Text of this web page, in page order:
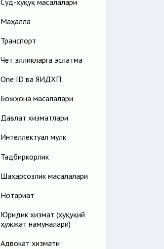
Суд-ҳуқуқ масалалари
Маҳалла
Транспорт
Чет элликларга эслатма
One ID ва ЯИДХП
Божхона масалалари
Давлат хизматлари
Интеллектуал мулк
Тадбиркорлик
Шаҳарсозлик масалалари
Нотариат
Юридик хизмат (ҳуқуқий
ҳужжат намуналари)
Адвокат хизмати